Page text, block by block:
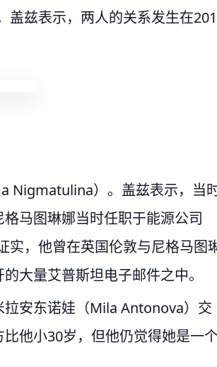
兹表示，两人的关系发生在
Nigmatulina）。盖兹表示，当
马图琳娜当时任职于能源公司
实，他曾在英国伦敦与尼格马图
大量艾普斯坦电子邮件之中。
安东诺娃（Mila Antonova）交
他小30岁，但他仍觉得她是一